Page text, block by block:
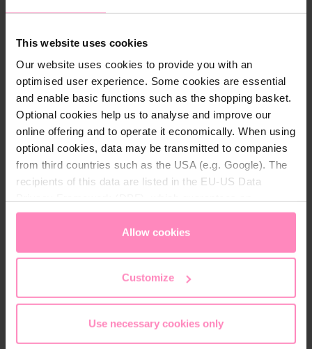
This website uses cookies
Our website uses cookies to provide you with an
optimised user experience. Some cookies are essential
and enable basic functions such as the shopping basket.
Optional cookies help us to analyse and improve our
online offering and to operate it economically. When using
optional cookies, data may be transmitted to companies
from third countries such as the USA (e.g. Google). The
recipients of this data are listed in the EU-US Data
appropriate level of data protection. You canaccept all
only allow necessary cookies
access and change your chosen setting at any time in
Allow cookies
Customize
Use necessary cookies only
Download
Sicherheitsdatenblatt.pdf
Download
BWT AQA marin Pooltester 5 in 1
Produktdatenblatt.pdf
Download
Onderhoudsinstructies
Sicherheitshinweise
Biocideproducten voorzichtig gebruiken.